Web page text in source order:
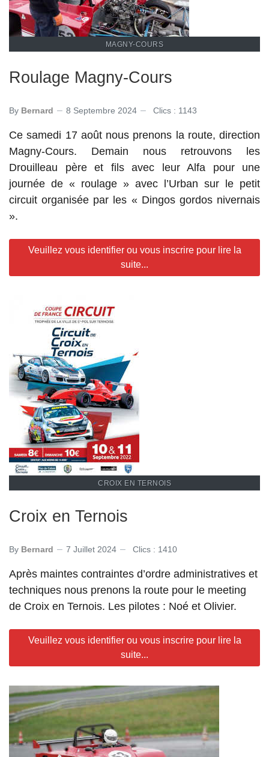
MAGNY-COURS
Roulage Magny-Cours
By Bernard 8 Septembre 2024 Clics : 1143
Ce samedi 17 août nous prenons la route, direction
Magny-Cours. Demain nous retrouvons les
Drouilleau père et fils avec leur Alfa pour une
journée de « roulage » avec l’Urban sur le petit
circuit organisée par les « Dingos gordos nivernais
».
Veuillez vous identifier ou vous inscrire pour lire la
suite...
CROIX EN TERNOIS
Croix en Ternois
By Bernard 7 Juillet 2024 Clics : 1410
Après maintes contraintes d’ordre administratives et
techniques nous prenons la route pour le meeting
de Croix en Ternois. Les pilotes : Noé et Olivier.
Veuillez vous identifier ou vous inscrire pour lire la
suite...